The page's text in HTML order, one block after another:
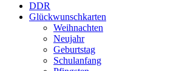
DDR
Glückwunschkarten
Weihnachten
Neujahr
Geburtstag
Schulanfang